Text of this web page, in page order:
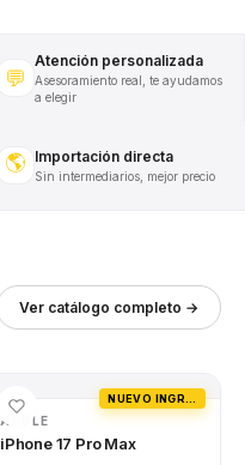
💬
Atención personalizada
Asesoramiento real, te ayudamos
a elegir
🌎 Importación directa
Sin intermediarios, mejor precio
Ver catálogo completo →
APPLE
iPhone 17 Pro Max